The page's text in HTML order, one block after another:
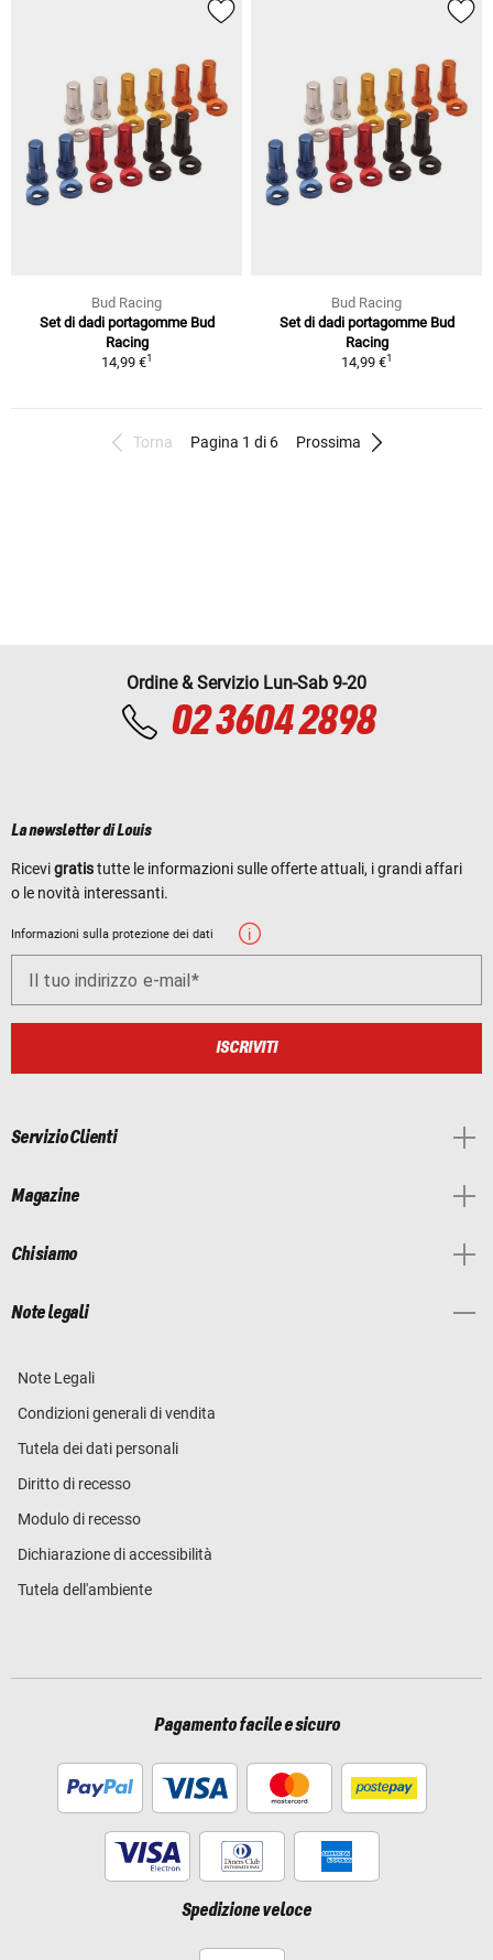
Bud Racing
Set di dadi portagomme Bud
Racing
14,99 €1
Bud Racing
Set di dadi portagomme Bud
Racing
14,99 €1
Torna Pagina 1 di 6 Prossima
Ordine & Servizio Lun-Sab 9-20
02 3604 2898
La newsletter di Louis
Ricevigratistutte le informazioni sulle offerte attuali, i grandi affari
o le novità interessanti.
Informazioni sulla protezione dei dati
Il tuo indirizzo e-mail
ISCRIVITI
Servizio Clienti
Magazine
Chi siamo
Note legali
Note Legali
Condizioni generali di vendita
Tutela dei dati personali
Diritto di recesso
Modulo di recesso
Dichiarazione di accessibilità
Tutela dell'ambiente
Pagamento facile e sicuro
Spedizione veloce